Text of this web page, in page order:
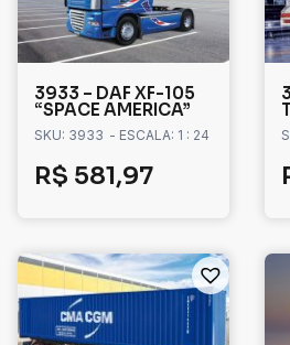
3933 – DAF XF-105
“SPACE AMERICA”
SKU: 3933 - ESCALA: 1 : 24
R$ 581,97